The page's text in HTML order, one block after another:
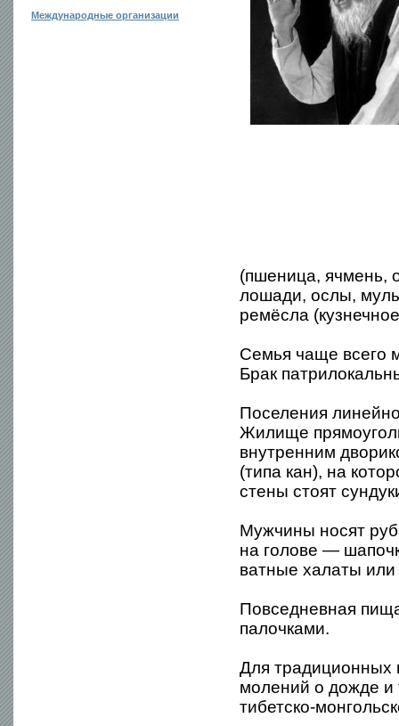
Международные организации
(пшеница, ячмень,
лошади, ослы,
ремёсла
Семья чаще всего
Брак
Поселения
Жилище
внутренним
(типа кан), на
стены стоят
Мужчины носят
на голове —
ватные халаты
Повседневная
палочками.
Для традиционных
молений о дожде и
тибетско-